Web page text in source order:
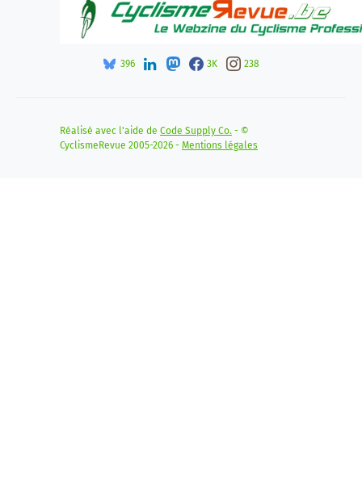
396 3K 238
Réalisé avec l'aide de Code Supply Co. - ©
CyclismeRevue 2005-2026 - Mentions légales